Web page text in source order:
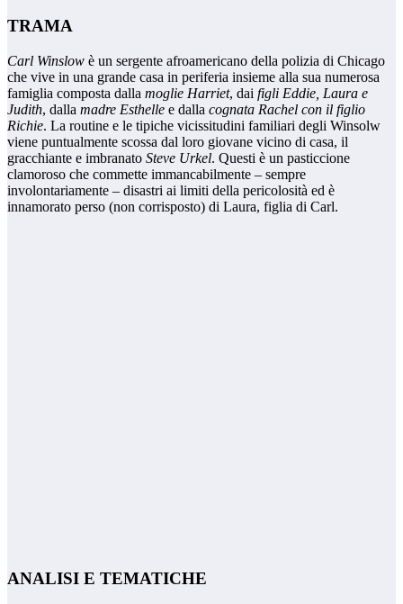
TRAMA
Carl Winslow è un sergente afroamericano della polizia di Chicago
che vive in una grande casa in periferia insieme alla sua numerosa
famiglia composta dalla moglie Harriet, dai figli Eddie, Laura e
Judith, dalla madre Esthelle e dalla cognata Rachel con il figlio
Richie. La routine e le tipiche vicissitudini familiari degli Winsolw
viene puntualmente scossa dal loro giovane vicino di casa, il
gracchiante e imbranato Steve Urkel. Questi è un pasticcione
clamoroso che commette immancabilmente – sempre
involontariamente – disastri ai limiti della pericolosità ed è
innamorato perso (non corrisposto) di Laura, figlia di Carl.
ANALISI E TEMATICHE